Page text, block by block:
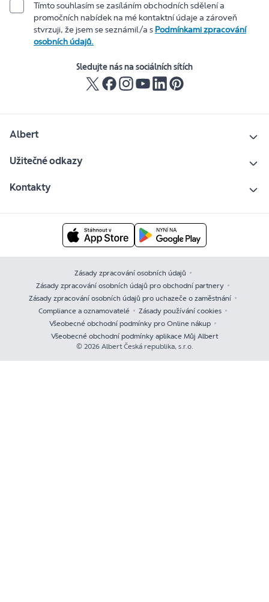
Tímto souhlasím se zasíláním obchodních sdělení a
promočních nabídek na mé kontaktní údaje a zároveň
stvrzuji, že jsem se seznámil/a s Podmínkami zpracování
osobních údajů.
Sledujte nás na sociálních sítích
Albert
Užitečné odkazy
Kontakty
Zásady zpracování osobních údajů
Zásady zpracování osobních údajů pro obchodní partnery
Zásady zpracování osobních údajů pro uchazeče o zaměstnání
Compliance a oznamovatelé
Zásady používání cookies
Všeobecné obchodní podmínky pro Online nákup
Všeobecné obchodní podmínky aplikace Můj Albert
© 2026 Albert Česká republika, s.r.o.